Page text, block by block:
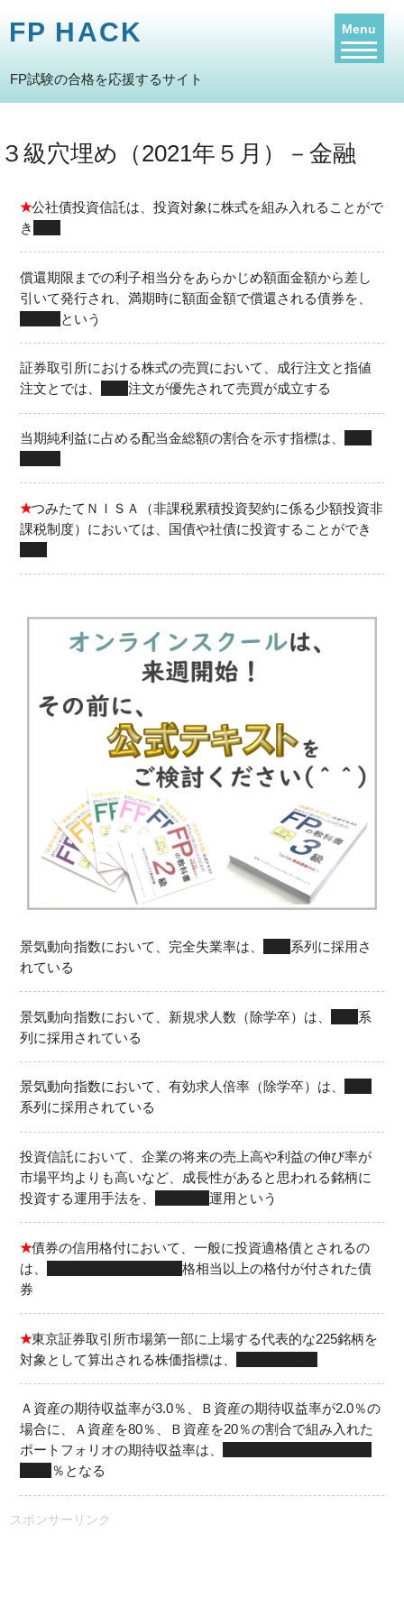
FP HACK
FP試験の合格を応援するサイト
３級穴埋め（2021年５月）－金融
★公社債投資信託は、投資対象に株式を組み入れることがで
き
償還期限までの利子相当分をあらかじめ額面金額から差し
引いて発行され、満期時に額面金額で償還される債券を、
という
証券取引所における株式の売買において、成行注文と指値
注文とでは、
注文が優先されて売買が成立する
当期純利益に占める配当金総額の割合を示す指標は、
★つみたてＮＩＳＡ（非課税累積投資契約に係る少額投資非
課税制度）においては、国債や社債に投資することができ
景気動向指数において、完全失業率は、
系列に採用さ
れている
景気動向指数において、新規求人数（除学卒）は、
系
列に採用されている
景気動向指数において、有効求人倍率（除学卒）は、
系列に採用されている
投資信託において、企業の将来の売上高や利益の伸び率が
市場平均よりも高いなど、成長性があると思われる銘柄に
投資する運用手法を、
運用という
★債券の信用格付において、一般に投資適格債とされるの
は、
格相当以上の格付が付された債
券
★東京証券取引所市場第一部に上場する代表的な225銘柄を
対象として算出される株価指標は、
Ａ資産の期待収益率が3.0％、Ｂ資産の期待収益率が2.0％の
場合に、Ａ資産を80％、Ｂ資産を20％の割合で組み入れた
ポートフォリオの期待収益率は、
％となる
スポンサーリンク
Menu